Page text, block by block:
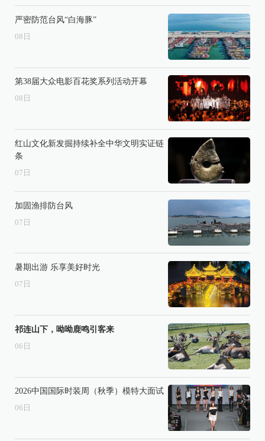
严密防范台风“白海豚”
08 日
第38届大众电影百花奖系列活动开幕
08 日
红山文化新发掘持续补全中华文明实证链
条
07 日
加固渔排防台风
07 日
暑期出游 乐享美好时光
07 日
祁连山下，呦呦鹿鸣引客来
06 日
2026中国国际时装周（秋季）模特大面试
06 日